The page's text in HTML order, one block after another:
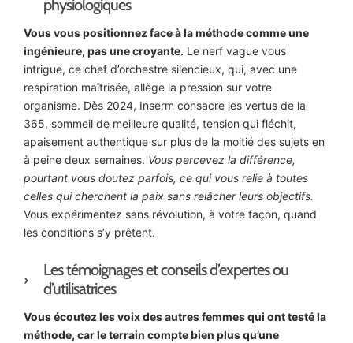
physiologiques
Vous vous positionnez face à la méthode comme une
ingénieure, pas une croyante. Le nerf vague vous
intrigue, ce chef d’orchestre silencieux, qui, avec une
respiration maîtrisée, allège la pression sur votre
organisme. Dès 2024, Inserm consacre les vertus de la
365, sommeil de meilleure qualité, tension qui fléchit,
apaisement authentique sur plus de la moitié des sujets en
à peine deux semaines. Vous percevez la différence,
pourtant vous doutez parfois, ce qui vous relie à toutes
celles qui cherchent la paix sans relâcher leurs objectifs.
Vous expérimentez sans révolution, à votre façon, quand
les conditions s’y prêtent.
Les témoignages et conseils d’expertes ou
d’utilisatrices
Vous écoutez les voix des autres femmes qui ont testé la
méthode, car le terrain compte bien plus qu’une